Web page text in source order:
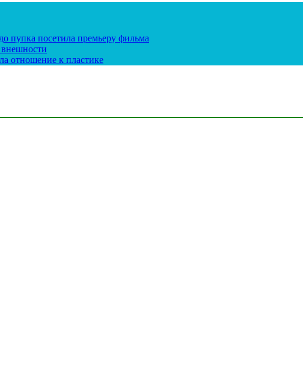
пупка посетила премьеру фильма
внешности
отношение к пластике